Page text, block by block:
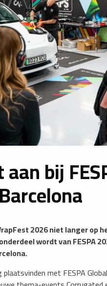
bij
2026 niet langer op
wordt van FESPA
met FESPA